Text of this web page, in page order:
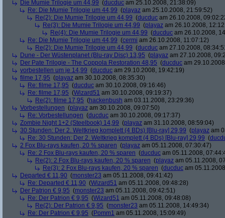
Die Mumie Trilogie um 44,99 (ducduc am 25.10.2008, 21:38:09)
Re: Die Mumie Trilogie um 44,99 (playaz am 25.10.2008, 21:59:52)
Re(2): Die Mumie Trilogie um 44,99 (ducduc am 26.10.2008,
Re(3): Die Mumie Trilogie um 44,99 (playaz am 26.10.2008,
Re(4): Die Mumie Trilogie um 44,99 (ducduc am 26.10.2008,
Re: Die Mumie Trilogie um 44,99 (cermi am 26.10.2008, 11:07:12)
Re(2): Die Mumie Trilogie um 44,99 (ducduc am 27.10.2008,
Dune - Der Wüstenplanet (Blu-ray Disc) 13,95 (playaz am 27.10.2008,
Der Pate Trilogie - The Coppola Restoration 48,95 (ducduc am
vorbestellen um je 14,99 (ducduc am 29.10.2008, 19:42:19)
filme 17,95 (playaz am 30.10.2008, 08:35:30)
Re: filme 17,95 (ducduc am 30.10.2008, 09:16:46)
Re: filme 17,95 (Wizard51 am 30.10.2008, 09:19:37)
Re(2): filme 17,95 (hackenbush am 03.11.2008, 23:29:36)
Vorbestellungen (playaz am 30.10.2008, 09:07:50)
Re: Vorbestellungen (ducduc am 30.10.2008, 09:17:37)
Zombie Night 1+2 (Steelbook) 14,99 (playaz am 31.10.2008, 08:59:04)
30 Stunden: Der 2. Weltkrieg komplett (4 BDs) [Blu-ray] 29,99 (playaz am
Re: 30 Stunden: Der 2. Weltkrieg komplett (4 BDs) [Blu-ray] 29,99 (
2 Fox Blu-rays kaufen, 20 % sparen (playaz am 05.11.2008, 07:30:47)
Re: 2 Fox Blu-rays kaufen, 20 % sparen (ducduc am 05.11.2008,
Re(2): 2 Fox Blu-rays kaufen, 20 % sparen (playaz am 05.11.2008,
Re(3): 2 Fox Blu-rays kaufen, 20 % sparen (ducduc am
Departed € 11,90 (monster23 am 05.11.2008, 09:41:42)
Re: Departed € 11,90 (Wizard51 am 05.11.2008, 09:48:28)
Der Patrion € 9,95 (monster23 am 05.11.2008, 09:42:51)
Re: Der Patrion € 9,95 (Wizard51 am 05.11.2008, 09:48:08)
Re(2): Der Patrion € 9,95 (monster23 am 05.11.2008, 14:49:34)
Re: Der Patrion € 9,95 (Pomm1 am 05.11.2008, 15:09:49)